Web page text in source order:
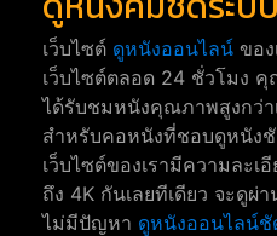
เว็บไซต์ ดูหนังออนไลน์ ขอ
เว็บไซต์ตลอด 24 ชั่วโมง คุ
ได้รับชมหนังคุณภาพสูงกว่
สำหรับคอหนังที่ชอบดูหนังชั
เว็บไซต์ของเรามีความละเ
ถึง 4K กันเลยทีเดียว จะดู
ไม่มีปัญหา ดูหนังออนไลน์ชั